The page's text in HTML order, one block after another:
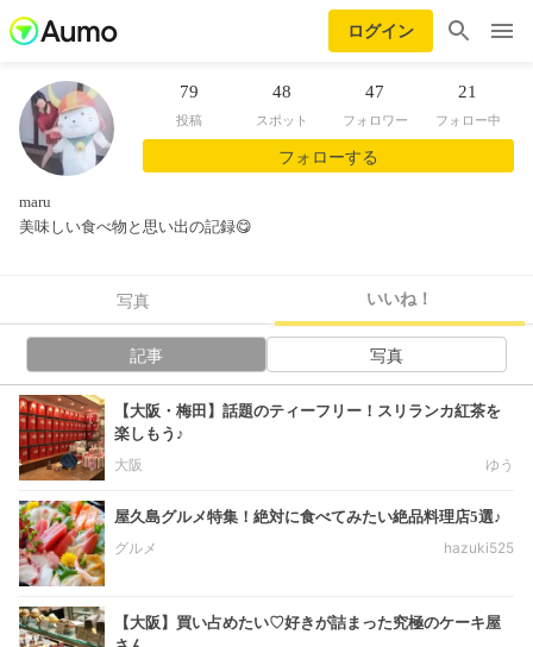
ログイン
79
投稿
48
スポット
47
フォロワー
21
フォロー中
フォローする
maru
美味しい食べ物と思い出の記録😋
写真 いいね！
記事 写真
【大阪・梅田】話題のティーフリー！スリランカ紅茶を
楽しもう♪
大阪
ゆう
屋久島グルメ特集！絶対に食べてみたい絶品料理店5選♪
グルメ
hazuki525
【大阪】買い占めたい♡好きが詰まった究極のケーキ屋